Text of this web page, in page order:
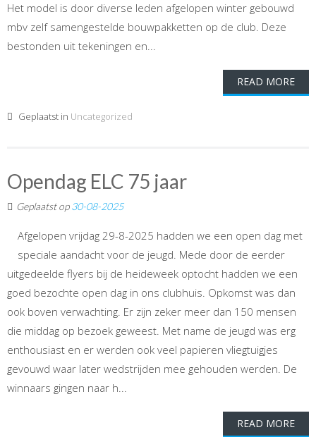
Het model is door diverse leden afgelopen winter gebouwd
mbv zelf samengestelde bouwpakketten op de club. Deze
bestonden uit tekeningen en...
READ MORE
Geplaatst in Uncategorized
Opendag ELC 75 jaar
Geplaatst op30-08-2025
Afgelopen vrijdag 29-8-2025 hadden we een open dag met
speciale aandacht voor de jeugd. Mede door de eerder
uitgedeelde flyers bij de heideweek optocht hadden we een
goed bezochte open dag in ons clubhuis. Opkomst was dan
ook boven verwachting. Er zijn zeker meer dan 150 mensen
die middag op bezoek geweest. Met name de jeugd was erg
enthousiast en er werden ook veel papieren vliegtuigjes
gevouwd waar later wedstrijden mee gehouden werden. De
winnaars gingen naar h...
READ MORE